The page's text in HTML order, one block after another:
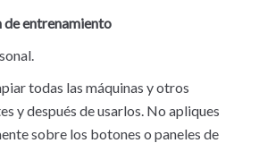
de entrenamiento
todas las máquinas y otros
y después de usarlos. No apliques
sobre los botones o paneles de